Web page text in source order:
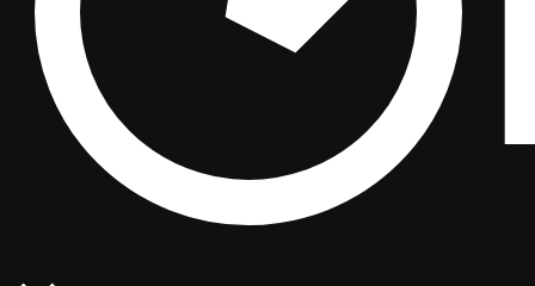
По периметру мы разместили
диваны, таким образом
максимально освободив центр.
Мягкие кресла обиты ворсовой
тканью под бархат, которая
прекрасно дополняет низкие
мраморные столешницы. Такое